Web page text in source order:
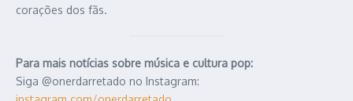
corações dos fãs.
Para mais notícias sobre música e cultura pop:
Siga @onerdarretado no Instagram: